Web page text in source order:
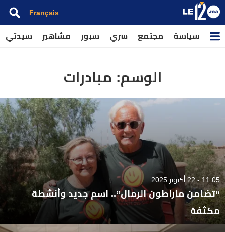
Français
سياسة مجتمع سري سبور مشاهير سيدتي
الوسم: مبادرات
11:05 - 22 أكتوبر 2025
“تضامن ماراطون الرمال”.. اسم جديد وأنشطة
مكثفة